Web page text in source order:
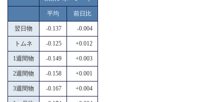
平均 前日比
翌日物 -0.137 -0.004
トムネ -0.125 +0.012
1週間物 -0.149 +0.003
2週間物 -0.158 +0.001
3週間物 -0.167 +0.004